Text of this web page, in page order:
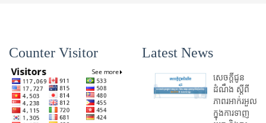
Counter Visitor Latest News
សេចក្តីជូន
ដំណឹង ស្តី​ពី
ភាព​រអាក់រអួល​
ក្នុងការ​ទាញ​